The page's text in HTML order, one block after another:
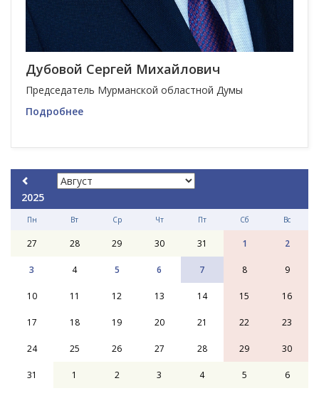
Дубовой Сергей Михайлович
Председатель Мурманской областной Думы
Подробнее
2025
Пн Вт Ср Чт Пт Сб Вс
27 28 29 30 31 1 2
3 4 5 6 7 8 9
10 11 12 13 14 15 16
17 18 19 20 21 22 23
24 25 26 27 28 29 30
31 1 2 3 4 5 6